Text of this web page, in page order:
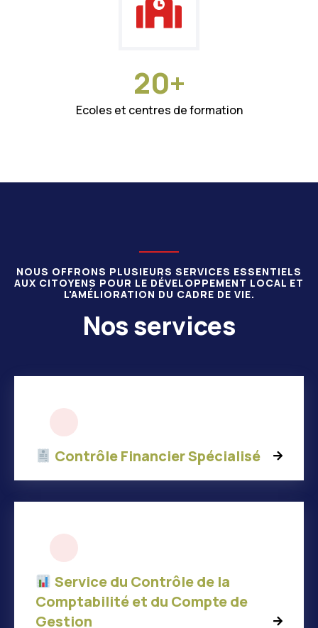
20+
Ecoles et centres de formation
NOUS OFFRONS PLUSIEURS SERVICES ESSENTIELS
AUX CITOYENS POUR LE DÉVELOPPEMENT LOCAL ET
L'AMÉLIORATION DU CADRE DE VIE.
Nos services
Contrôle Financier Spécialisé
Service du Contrôle de la
Comptabilité et du Compte de
Gestion